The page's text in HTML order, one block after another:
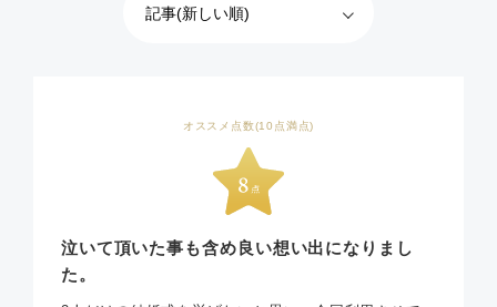
オススメ点数(10点満点)
泣いて頂いた事も含め良い想い出になりまし
た。